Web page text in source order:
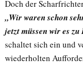
Doch der
„Wir waren schon
jetzt müssen wir es
schaltet sich ein und
wiederholten